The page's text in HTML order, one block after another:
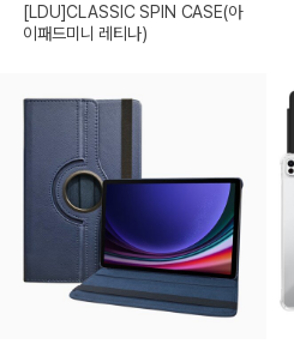
[LDU]CLASSIC SPIN CASE(아
이패드미니 레티나)